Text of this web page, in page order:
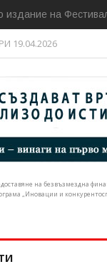
на
19.04.2026
на безвъзмездна
„Иновации и